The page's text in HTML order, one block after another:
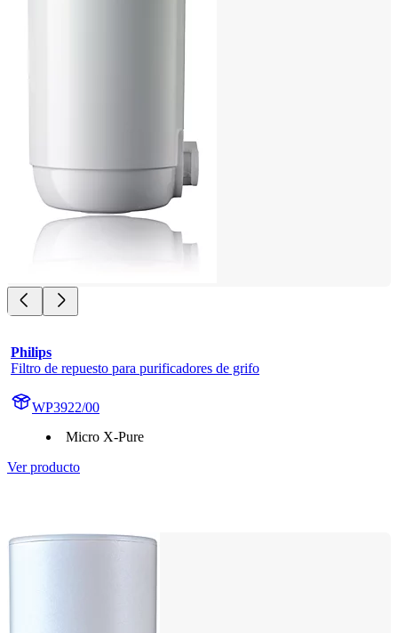
Philips
Filtro de repuesto para purificadores de grifo
WP3922/00
Micro X-Pure
Ver producto